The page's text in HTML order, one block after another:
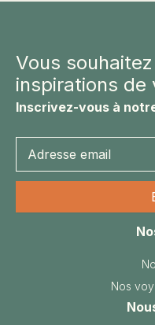
Vous
inspirations de
Inscrivez-vous à
Nos